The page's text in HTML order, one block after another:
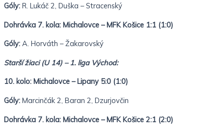
Góly: R. Lukáč 2, Duška – Stracenský
Dohrávka 7. kola: Michalovce – MFK Košice 1:1 (1:0)
Góly: A. Horváth – Žakarovský
Starší žiaci (U 14) – 1. liga Východ:
10. kolo: Michalovce – Lipany 5:0 (1:0)
Góly: Marcinčák 2, Baran 2, Dzurjovčin
Dohrávka 7. kola: Michalovce – MFK Košice 2:1 (2:0)